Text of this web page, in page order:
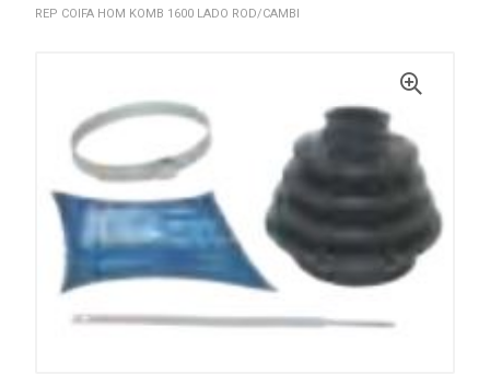
REP COIFA HOM KOMB 1600 LADO ROD/CAMBI